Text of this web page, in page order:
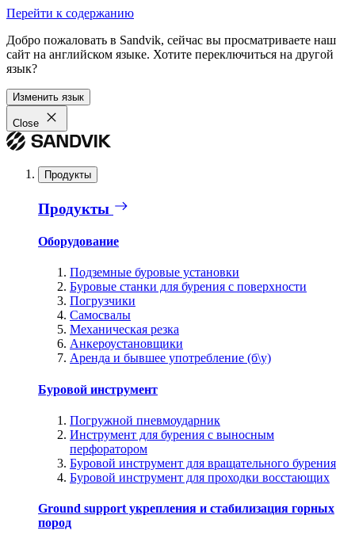
Перейти к содержанию
Добро пожаловать в Sandvik, сейчас вы просматриваете наш
сайт на английском языке. Хотите переключиться на другой
язык?
Изменить язык
Close
Продукты
Продукты
Оборудование
Подземные буровые установки
Буровые станки для бурения с поверхности
Погрузчики
Самосвалы
Механическая резка
Анкероустановщики
Аренда и бывшее употребление (б\у)
Буровой инструмент
Погружной пневмоударник
Инструмент для бурения с выносным
перфоратором
Буровой инструмент для вращательного бурения
Буровой инструмент для проходки восстающих
Ground support укрепления и стабилизация горных
пород